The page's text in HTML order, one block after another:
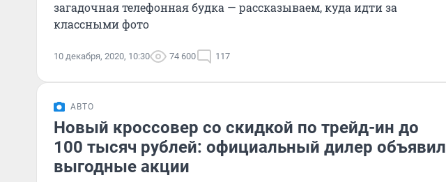
загадочная телефонная будка — рассказываем, куда идти за
классными фото
10 декабря, 2020, 10:30 74 600 117
АВТО
Новый кроссовер со скидкой по трейд-ин до
100 тысяч рублей: официальный дилер объявил
выгодные акции